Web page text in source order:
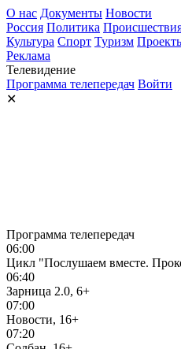
О нас Документы Новости
Россия Политика
Культура Спорт Туризм
Реклама
Телевидение
Программа телепередач Войти
✕
Программа телепередач
06:00
Цикл "Послушаем вместе.
06:40
Зарница 2.0, 6+
07:00
Новости, 16+
07:20